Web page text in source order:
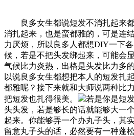
良多女生都说短发不消扎起来都
消扎起来，也是蛮都雅的，可是连
力厌烦，所以良多人都想DIY一下
候，若是不把头发绑起来，可能会
气候比力炎热，出格是头发比力多
以说良多女生都想把本人的短发扎
都雅呢？接下来就和大师说两种比
把短发也扎得很美。
若是你是短
头头发，若是够长的话就能够大一
起来。你能够弄一个办丸子头，其
留意丸子头的话，必然要有一种蓬